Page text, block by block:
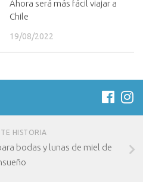
Ahora será más fácil viajar a
Chile
19/08/2022
HISTORIA
bodas y lunas de miel de